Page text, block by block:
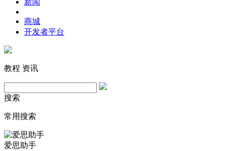
新闻
商城
开发者平台
教程 资讯
搜索
常用搜索
爱思助手